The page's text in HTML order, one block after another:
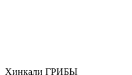
Хинкали ГРИБЫ